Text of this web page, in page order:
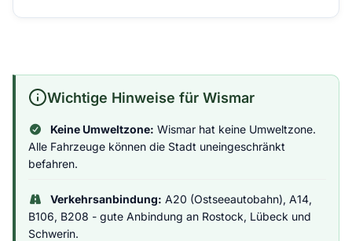
Wichtige Hinweise für Wismar
Keine Umweltzone: Wismar hat keine Umweltzone.
Alle Fahrzeuge können die Stadt uneingeschränkt
befahren.
Verkehrsanbindung: A20 (Ostseeautobahn), A14,
B106, B208 - gute Anbindung an Rostock, Lübeck und
Schwerin.